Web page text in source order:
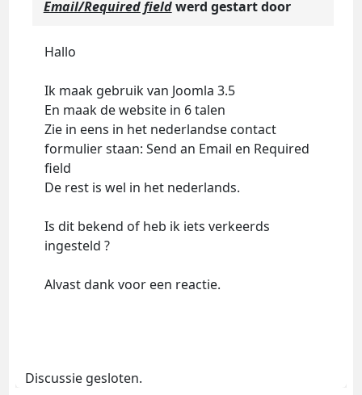
Email/Required fieldwerd gestart door
Hallo
Ik maak gebruik van Joomla 3.5
En maak de website in 6 talen
Zie in eens in het nederlandse contact
formulier staan: Send an Email en Required
field
De rest is wel in het nederlands.
Is dit bekend of heb ik iets verkeerds
ingesteld ?
Alvast dank voor een reactie.
Discussie gesloten.